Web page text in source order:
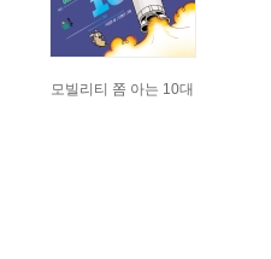
모빌리티 쫌 아는 10대